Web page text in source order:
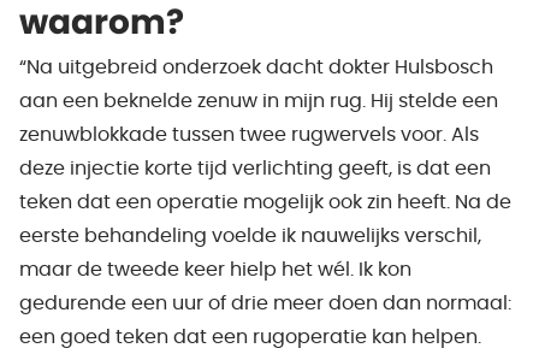
waarom?
“Na uitgebreid onderzoek dacht dokter Hulsbosch
aan een beknelde zenuw in mijn rug. Hij stelde een
zenuwblokkade tussen twee rugwervels voor. Als
deze injectie korte tijd verlichting geeft, is dat een
teken dat een operatie mogelijk ook zin heeft. Na de
eerste behandeling voelde ik nauwelijks verschil,
maar de tweede keer hielp het wél. Ik kon
gedurende een uur of drie meer doen dan normaal:
een goed teken dat een rugoperatie kan helpen.